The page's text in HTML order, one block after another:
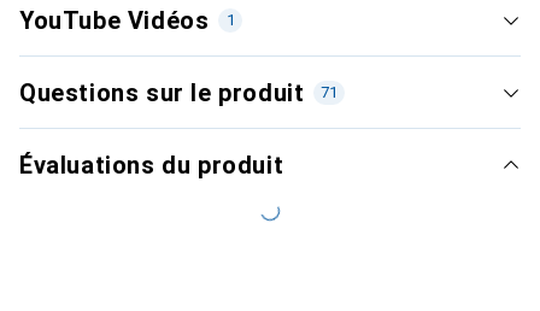
YouTube Vidéos 1
Questions sur le produit 71
Évaluations du produit